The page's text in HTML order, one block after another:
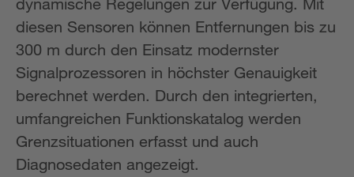
diesen Sensoren können Entfernungen bis zu
300 m durch den Einsatz modernster
Signalprozessoren in höchster Genauigkeit
berechnet werden. Durch den integrierten,
umfangreichen Funktionskatalog werden
Grenzsituationen erfasst und auch
Diagnosedaten angezeigt.